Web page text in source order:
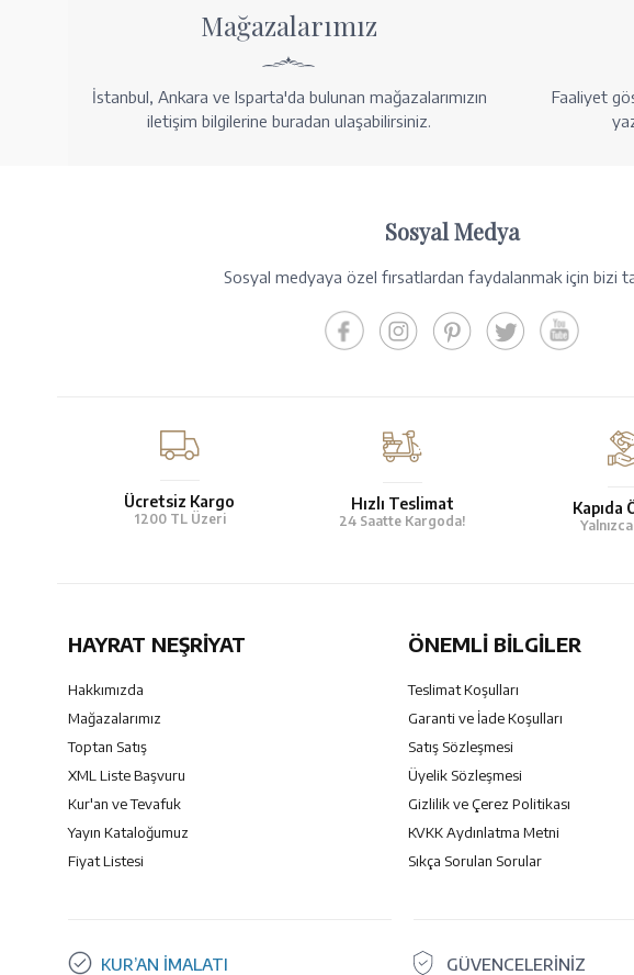
Mağazalarımız
İstanbul, Ankara ve Isparta'da bulunan mağazalarımızın
iletişim bilgilerine buradan ulaşabilirsiniz.
Faaliyet
Sosyal Medya
Sosyal medyaya özel fırsatlardan faydalanmak için bizi
Ücretsiz Kargo
1200 TL Üzeri
Hızlı Teslimat
24 Saatte Kargoda!
Kapıda
HAYRAT NEŞRIYAT
Hakkımızda
Mağazalarımız
Toptan Satış
XML Liste Başvuru
Kur'an ve Tevafuk
Yayın Kataloğumuz
Fiyat Listesi
ÖNEMLI BILGILER
Teslimat Koşulları
Garanti ve İade Koşulları
Satış Sözleşmesi
Üyelik Sözleşmesi
Gizlilik ve Çerez Politikası
KVKK Aydınlatma Metni
Sıkça Sorulan Sorular
KUR’AN İMALATI GÜVENCELERİNİZ